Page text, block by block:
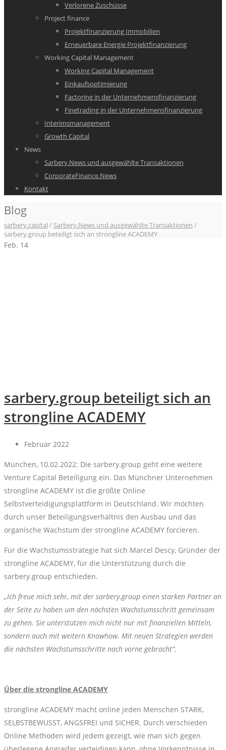
Verlorene Zuschüsse
Project finance
Projektfinanzierung Immobilien
Erneuerbare Energie Projektfinanzierung
Working Capital Management
Working Capital Management
Einkaufsoptimierung
Factoring in der Unternehmensfinanzierung
Finetrading in der Unternehmensfinanzierung
Interimsmanagement
Growth Capital
News
Sarbery.News und ausgewählte Transaktionen
CorporateFinance.News
Kontakt
Blog
sarbery.capital / Sarbery.News und ausgewählte Transaktionen /
sarbery.group beteiligt sich an strongline ACADEMY
Feb. 14
sarbery.group beteiligt sich an
strongline ACADEMY
Februar 2022
München, 10.02.2022: Die sarbery.group geht eine weitere
Venture Capital Beteiligung ein. Das Münchner Unternehmen
strongline ACADEMY ist die größte Online
Selbstverteidigungsplattform in Deutschland. Wir möchten
durch unser Beteiligungsverhältnis den Ausbau und das
organische Wachstum der strongline ACADEMY forcieren.
Für die Wachstumsstrategie hat sich Marcel Descy, Gründer der
strongline ACADEMY, für die Unterstützung durch die
sarbery.group entschieden.
„Ich freue mich sehr, mit der sarbery.group einen starken Partner an
der Seite zu haben um den nächsten Wachstumsschritt gemeinsam
zu gehen. Sie unterstützen mich nicht nur mit finanziellen Mitteln,
sondern auch mit weitern Knowhow. Mit neuen Strategien werden
die nächsten Wachstumsschritte nach vorne gebracht“.
Über die strongline ACADEMY
strongline ACADEMY macht online jeden Menschen STARK,
SELBSTBEWUSST, ANGSFREI und SICHER. Durch verschieden
Online Methoden wird jedem gezeigt, wie man sich gegen